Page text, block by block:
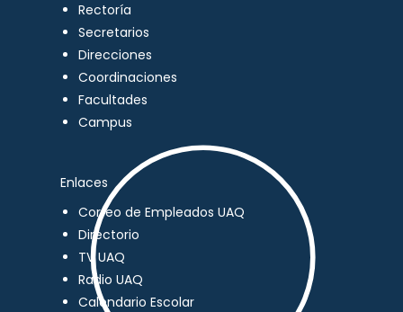
Rectoría
Secretarios
Direcciones
Coordinaciones
Facultades
Campus
Enlaces
Correo de Empleados UAQ
Directorio
TV UAQ
Radio UAQ
Calendario Escolar